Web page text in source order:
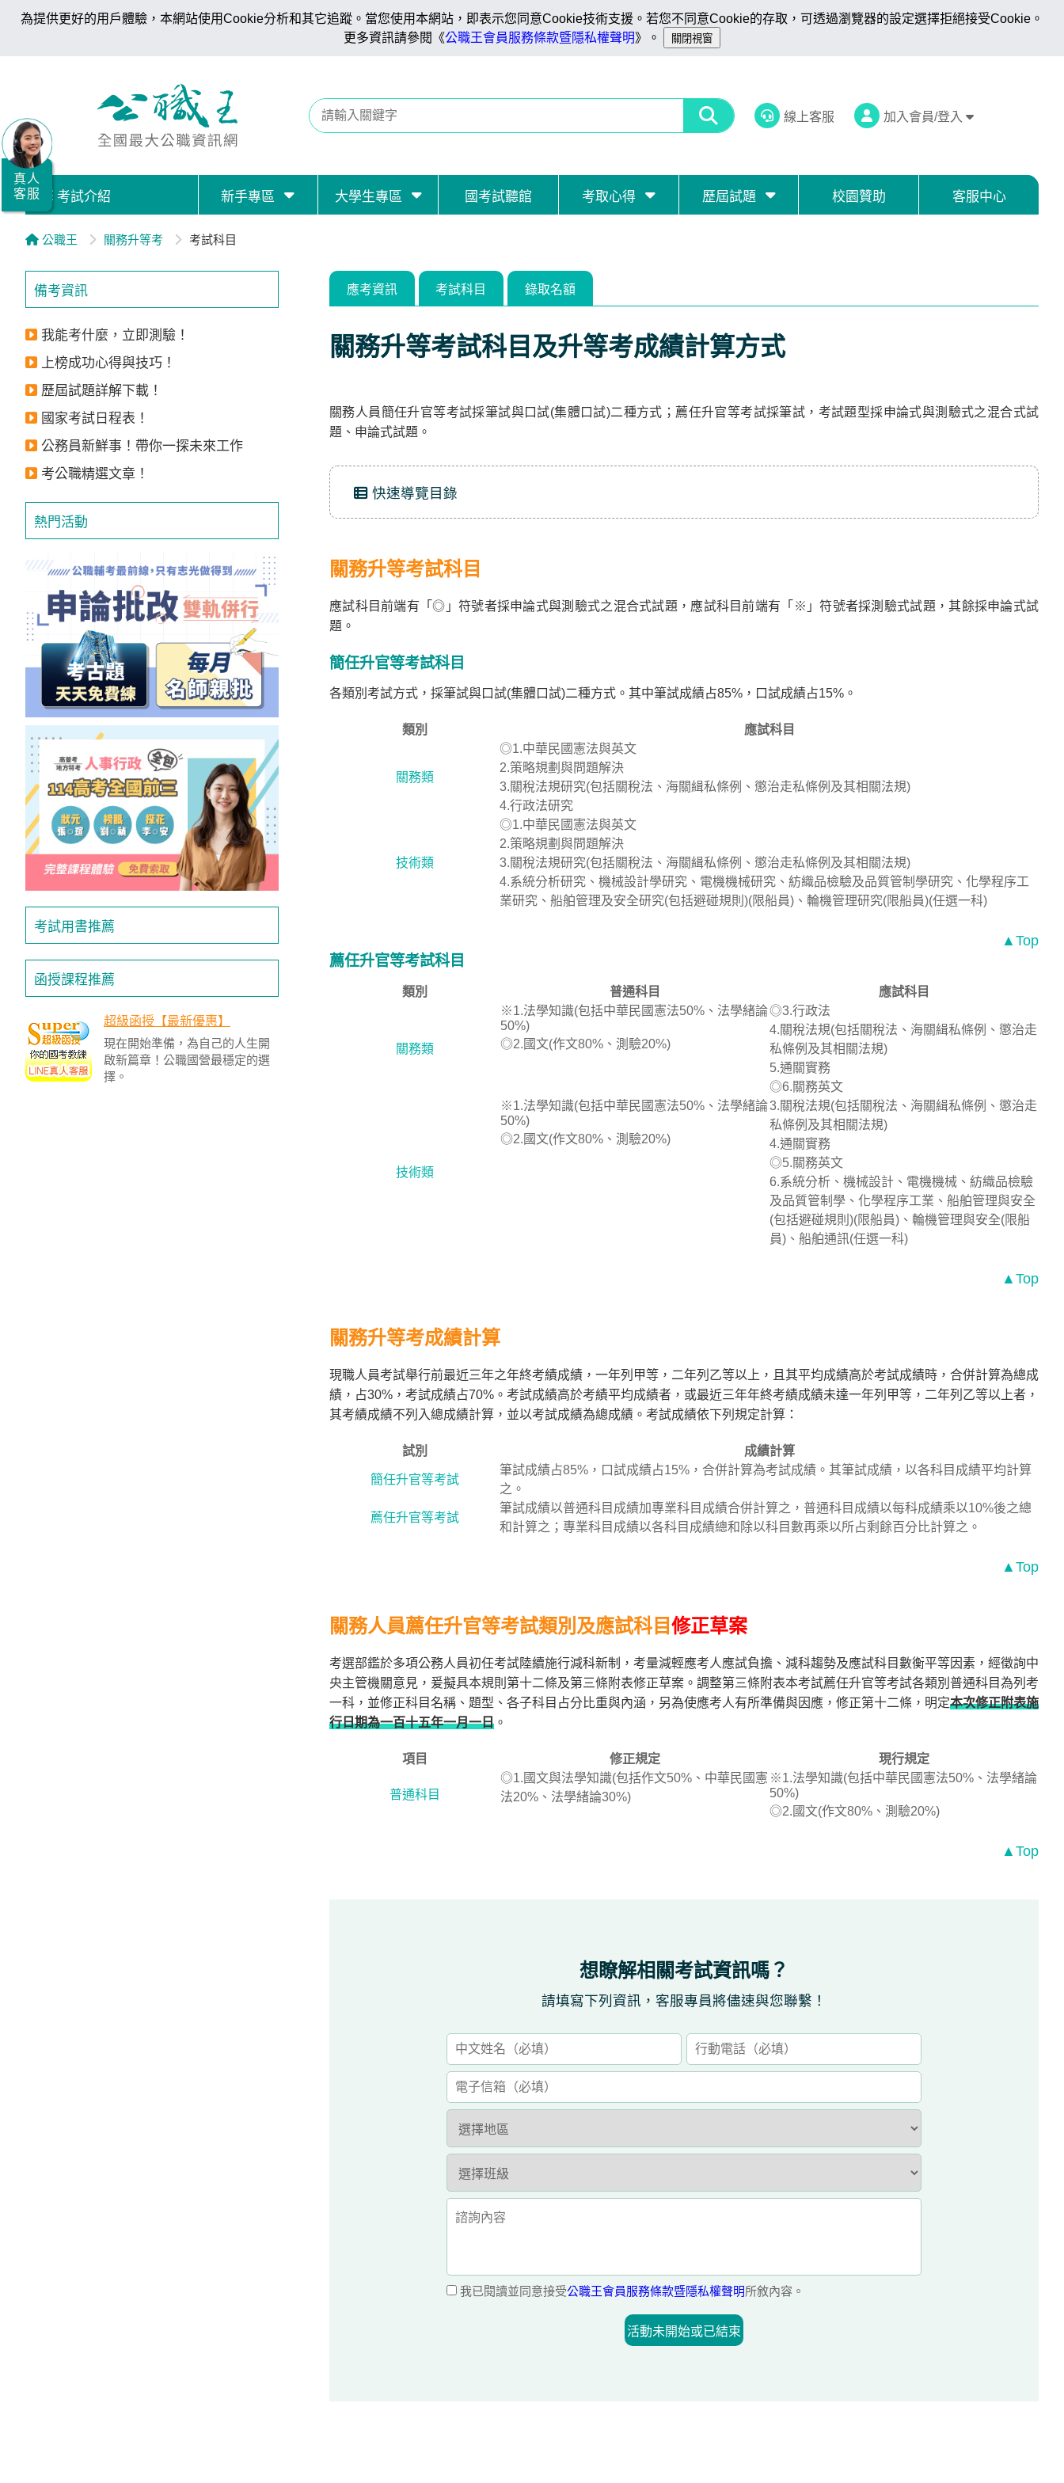
為提供更好的用戶體驗，本網站使用Cookie分析和其它追蹤。當您使用本網站，即表示您同意Cookie技術支援。若您不同意Cookie的存取，可透過瀏覽器的設定選擇拒絕接受Cookie。
更多資訊請參閱《公職王會員服務條款暨隱私權聲明》。
線上客服 加入會員/登入
考試介紹 新手專區 大學生專區 國考試聽館 考取心得 歷屆試題 校園贊助 客服中心
公職王 關務升等考 考試科目
備考資訊
我能考什麼，立即測驗！
上榜成功心得與技巧！
歷屆試題詳解下載！
國家考試日程表！
公務員新鮮事！帶你一探未來工作
考公職精選文章！
熱門活動
考試用書推薦
函授課程推薦
超級函授【最新優惠】
現在開始準備，為自己的人生開
啟新篇章！公職國營最穩定的選
擇。
應考資訊 考試科目 錄取名額
關務升等考試科目及升等考成績計算方式
關務人員簡任升官等考試採筆試與口試(集體口試)二種方式；薦任升官等考試採筆試，考試題型採申論式與測驗式之混合式試
題、申論式試題。
快速導覽目錄
關務升等考試科目
應試科目前端有「◎」符號者採申論式與測驗式之混合式試題，應試科目前端有「※」符號者採測驗式試題，其餘採申論式試
題。
簡任升官等考試科目
各類別考試方式，採筆試與口試(集體口試)二種方式。其中筆試成績占85%，口試成績占15%。
類別 應試科目
關務類
◎1.中華民國憲法與英文
2.策略規劃與問題解決
3.關稅法規研究(包括關稅法、海關緝私條例、懲治走私條例及其相關法規)
4.行政法研究
技術類
◎1.中華民國憲法與英文
2.策略規劃與問題解決
3.關稅法規研究(包括關稅法、海關緝私條例、懲治走私條例及其相關法規)
4.系統分析研究、機械設計學研究、電機機械研究、紡織品檢驗及品質管制學研究、化學程序工
業研究、船舶管理及安全研究(包括避碰規則)(限船員)、輪機管理研究(限船員)(任選一科)
▲Top
薦任升官等考試科目
類別 普通科目 應試科目
關務類
※1.法學知識(包括中華民國憲法50%、法學緒論
50%)
◎2.國文(作文80%、測驗20%)
◎3.行政法
4.關稅法規(包括關稅法、海關緝私條例、懲治走
私條例及其相關法規)
5.通關實務
◎6.關務英文
技術類
※1.法學知識(包括中華民國憲法50%、法學緒論
50%)
◎2.國文(作文80%、測驗20%)
3.關稅法規(包括關稅法、海關緝私條例、懲治走
私條例及其相關法規)
4.通關實務
◎5.關務英文
6.系統分析、機械設計、電機機械、紡織品檢驗
及品質管制學、化學程序工業、船舶管理與安全
(包括避碰規則)(限船員)、輪機管理與安全(限船
員)、船舶通訊(任選一科)
▲Top
關務升等考成績計算
現職人員考試舉行前最近三年之年終考績成績，一年列甲等，二年列乙等以上，且其平均成績高於考試成績時，合併計算為總成
績，占30%，考試成績占70%。考試成績高於考績平均成績者，或最近三年年終考績成績未達一年列甲等，二年列乙等以上者，
其考績成績不列入總成績計算，並以考試成績為總成績。考試成績依下列規定計算：
試別 成績計算
簡任升官等考試
筆試成績占85%，口試成績占15%，合併計算為考試成績。其筆試成績，以各科目成績平均計算
之。
薦任升官等考試
筆試成績以普通科目成績加專業科目成績合併計算之，普通科目成績以每科成績乘以10%後之總
和計算之；專業科目成績以各科目成績總和除以科目數再乘以所占剩餘百分比計算之。
▲Top
關務人員薦任升官等考試類別及應試科目修正草案
考選部鑑於多項公務人員初任考試陸續施行減科新制，考量減輕應考人應試負擔、減科趨勢及應試科目數衡平等因素，經徵詢中
央主管機關意見，爰擬具本規則第十二條及第三條附表修正草案。調整第三條附表本考試薦任升官等考試各類別普通科目為列考
一科，並修正科目名稱、題型、各子科目占分比重與內涵，另為使應考人有所準備與因應，修正第十二條，明定本次修正附表施
行日期為一百十五年一月一日 。
項目 修正規定 現行規定
普通科目
◎1.國文與法學知識(包括作文50%、中華民國憲
法20%、法學緒論30%)
※1.法學知識(包括中華民國憲法50%、法學緒論
50%)
◎2.國文(作文80%、測驗20%)
▲Top
想瞭解相關考試資訊嗎？
請填寫下列資訊，客服專員將儘速與您聯繫！
我已閱讀並同意接受公職王會員服務條款暨隱私權聲明所敘內容。
活動未開始或已結束
真人
客服
職/
就
業/
證
據
點
立
即
加
入
LINE
帳
號
人
獲
得
500
元
折
扣！